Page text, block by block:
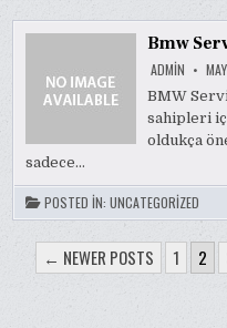
Bmw
ADMIN
BMW
sahipleri
oldukça
sadece…
POSTED IN:UNCATEGORIZED
YAZI
SAYFALAMASI
← NEWER POSTS 1 2